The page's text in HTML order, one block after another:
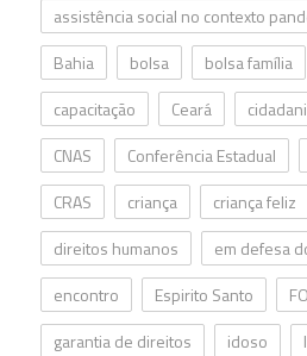
assistência social no contexto
Bahia
bolsa bolsa família
capacitação
Ceará
CNAS
Conferência Estadual
CRAS
criança criança feliz
direitos humanos
em defesa
encontro
Espirito Santo
garantia de direitos
idoso